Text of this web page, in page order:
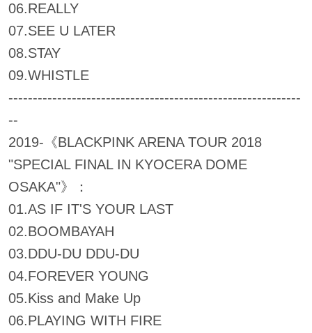
06.REALLY
07.SEE U LATER
08.STAY
09.WHISTLE
------------------------------------------------------------
--
2019-《BLACKPINK ARENA TOUR 2018
"SPECIAL FINAL IN KYOCERA DOME
OSAKA"》：
01.AS IF IT'S YOUR LAST
02.BOOMBAYAH
03.DDU-DU DDU-DU
04.FOREVER YOUNG
05.Kiss and Make Up
06.PLAYING WITH FIRE